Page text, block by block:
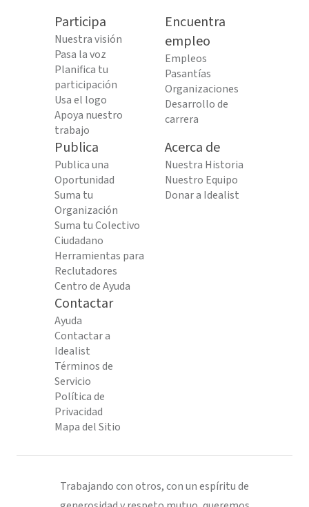
Participa
Nuestra visión
Pasa la voz
Planifica tu
participación
Usa el logo
Apoya nuestro
trabajo
Encuentra
empleo
Empleos
Pasantías
Organizaciones
Desarrollo de
carrera
Publica
Publica una
Oportunidad
Suma tu
Organización
Suma tu Colectivo
Ciudadano
Herramientas para
Reclutadores
Centro de Ayuda
Acerca de
Nuestra Historia
Nuestro Equipo
Donar a Idealist
Contactar
Ayuda
Contactar a
Idealist
Términos de
Servicio
Política de
Privacidad
Mapa del Sitio
Trabajando con otros, con un espíritu de